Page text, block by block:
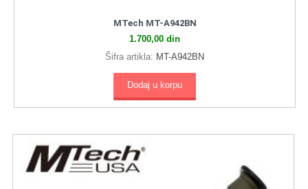
MTech MT-A942BN
1.700,00 din
Šifra artikla: MT-A942BN
Dodaj u korpu